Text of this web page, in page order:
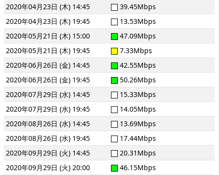
2020年04月23日 (木) 14:45
39.45Mbps
2020年04月23日 (木) 19:45
13.53Mbps
2020年05月21日 (木) 15:00
47.09Mbps
2020年05月21日 (木) 19:45
7.33Mbps
2020年06月26日 (金) 14:45
42.55Mbps
2020年06月26日 (金) 19:45
50.26Mbps
2020年07月29日 (水) 14:45
15.33Mbps
2020年07月29日 (水) 19:45
14.05Mbps
2020年08月26日 (水) 14:45
13.69Mbps
2020年08月26日 (水) 19:45
17.44Mbps
2020年09月29日 (火) 14:45
20.31Mbps
2020年09月29日 (火) 20:00
46.15Mbps